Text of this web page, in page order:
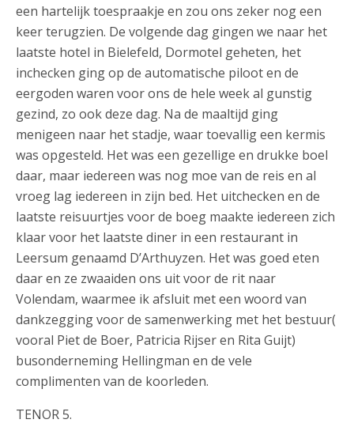
een hartelijk toespraakje en zou ons zeker nog een
keer terugzien. De volgende dag gingen we naar het
laatste hotel in Bielefeld, Dormotel geheten, het
inchecken ging op de automatische piloot en de
eergoden waren voor ons de hele week al gunstig
gezind, zo ook deze dag. Na de maaltijd ging
menigeen naar het stadje, waar toevallig een kermis
was opgesteld. Het was een gezellige en drukke boel
daar, maar iedereen was nog moe van de reis en al
vroeg lag iedereen in zijn bed. Het uitchecken en de
laatste reisuurtjes voor de boeg maakte iedereen zich
klaar voor het laatste diner in een restaurant in
Leersum genaamd D’Arthuyzen. Het was goed eten
daar en ze zwaaiden ons uit voor de rit naar
Volendam, waarmee ik afsluit met een woord van
dankzegging voor de samenwerking met het bestuur(
vooral Piet de Boer, Patricia Rijser en Rita Guijt)
busonderneming Hellingman en de vele
complimenten van de koorleden.
TENOR 5.